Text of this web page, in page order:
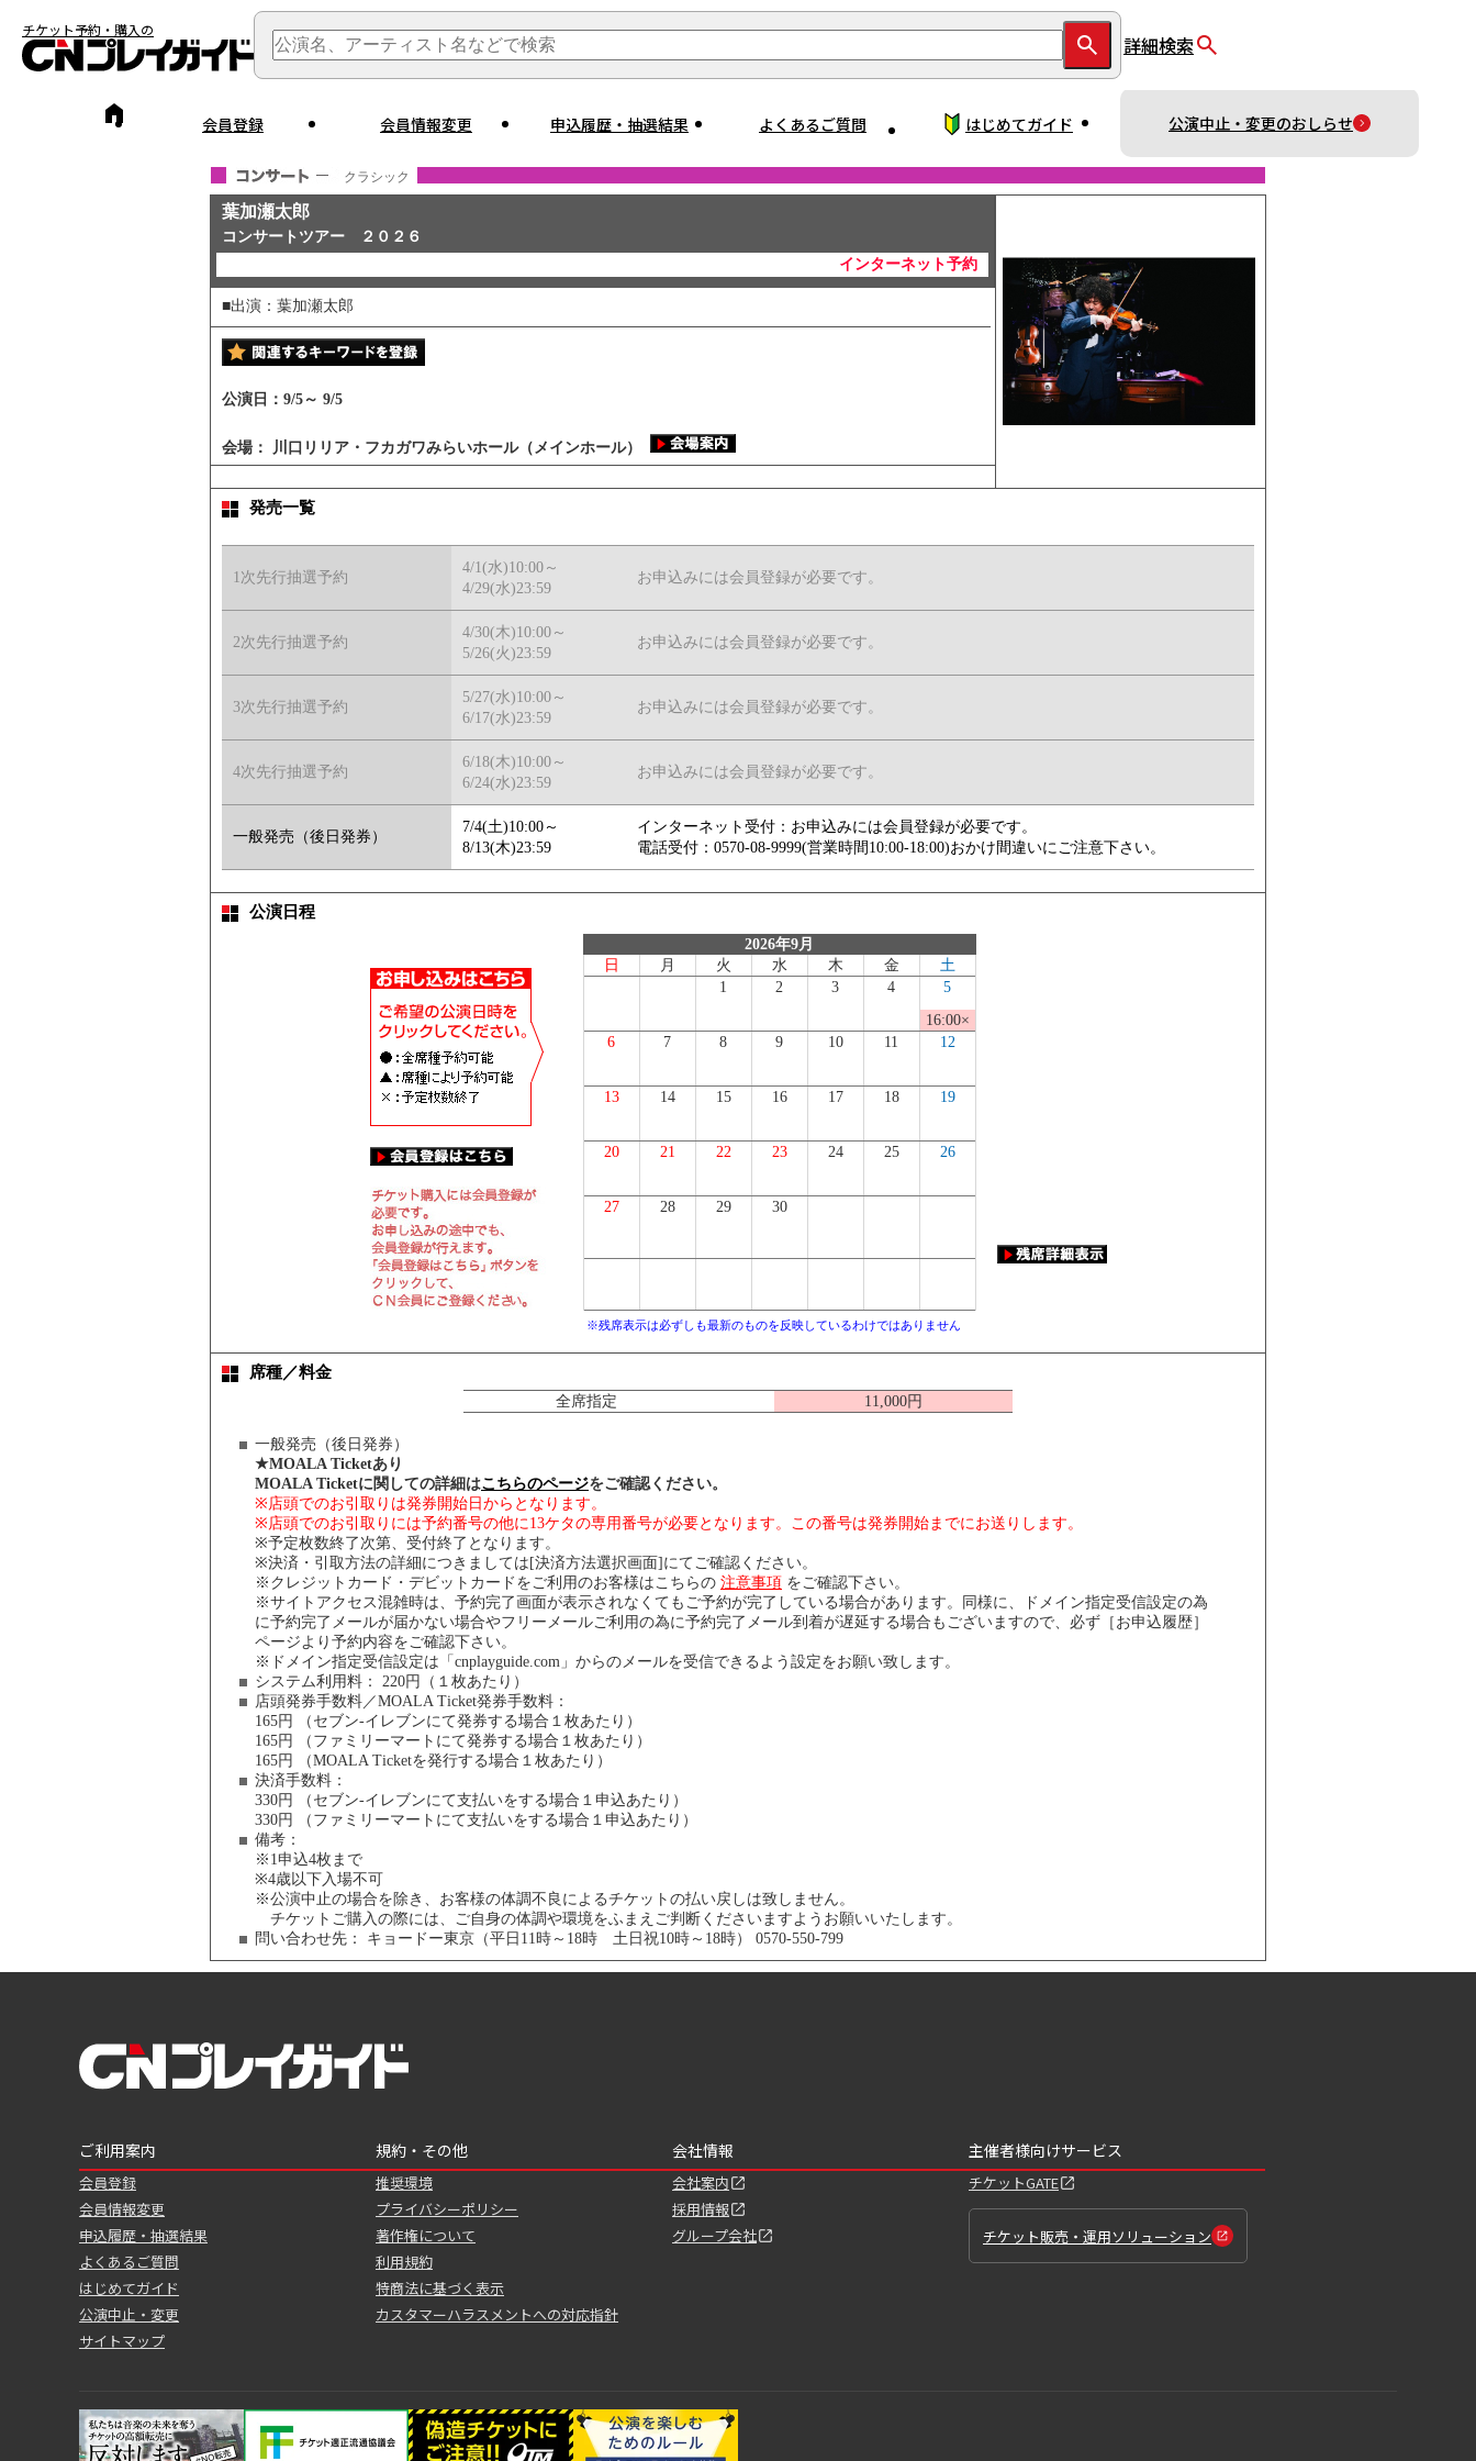
チケット予約・購入の
詳細検索
会員登録 会員情報変更 申込履歴・抽選結果 よくあるご質問 はじめてガイド 公演中止・変更のおしらせ
クラシック
葉加瀬太郎
コンサートツアー ２０２６
インターネット予約
■出演：葉加瀬太郎
公演日： 9/5 ～ 9/5
会場： 川口リリア・フカガワみらいホール（メインホール）
発売一覧
1次先行抽選予約
4/1(水)10:00～
4/29(水)23:59
お申込みには会員登録が必要です。
2次先行抽選予約
4/30(木)10:00～
5/26(火)23:59
お申込みには会員登録が必要です。
3次先行抽選予約
5/27(水)10:00～
6/17(水)23:59
お申込みには会員登録が必要です。
4次先行抽選予約
6/18(木)10:00～
6/24(水)23:59
お申込みには会員登録が必要です。
一般発売（後日発券）
7/4(土)10:00～
8/13(木)23:59
インターネット受付：お申込みには会員登録が必要です。
電話受付：0570-08-9999(営業時間10:00-18:00)おかけ間違いにご注意下さい。
公演日程
2026年9月
日
月 火 水 木 金
土
1
2 3 4
5
16:00×
6
7 8 9 10 11 12
13 14 15 16 17 18 19
20 21 22 23 24 25 26
27 28 29 30
※残席表示は必ずしも最新のものを反映しているわけではありません
席種／料金
全席指定 11,000円
一般発売（後日発券）
★MOALA Ticketあり
MOALA Ticketに関しての詳細はこちらのページをご確認ください。
※店頭でのお引取りは発券開始日からとなります。
※店頭でのお引取りには予約番号の他に13ケタの専用番号が必要となります。この番号は発券開始までにお送りします。
※予定枚数終了次第、受付終了となります。
※決済・引取方法の詳細につきましては[決済方法選択画面]にてご確認ください。
※クレジットカード・デビットカードをご利用のお客様はこちらの 注意事項 をご確認下さい。
※サイトアクセス混雑時は、予約完了画面が表示されなくてもご予約が完了している場合があります。同様に、ドメイン指定受信設定の為
に予約完了メールが届かない場合やフリーメールご利用の為に予約完了メール到着が遅延する場合もございますので、必ず［お申込履歴］
ページより予約内容をご確認下さい。
※ドメイン指定受信設定は「cnplayguide.com」からのメールを受信できるよう設定をお願い致します。
システム利用料： 220円（１枚あたり）
店頭発券手数料／MOALA Ticket発券手数料 ：
165円 （セブン-イレブンにて発券する場合１枚あたり）
165円 （ファミリーマートにて発券する場合１枚あたり）
165円 （MOALA Ticketを発行する場合１枚あたり）
決済手数料 ：
330円 （セブン-イレブンにて支払いをする場合１申込あたり）
330円 （ファミリーマートにて支払いをする場合１申込あたり）
備考：
※1申込4枚まで
※4歳以下入場不可
※公演中止の場合を除き、お客様の体調不良によるチケットの払い戻しは致しません。
チケットご購入の際には、ご自身の体調や環境をふまえご判断くださいますようお願いいたします。
問い合わせ先： キョードー東京（平日11時～18時 土日祝10時～18時） 0570-550-799
ご利用案内
会員登録
会員情報変更
申込履歴・抽選結果
よくあるご質問
はじめてガイド
公演中止・変更
サイトマップ
規約・その他
推奨環境
プライバシーポリシー
著作権について
利用規約
特商法に基づく表示
カスタマーハラスメントへの対応指針
会社情報
会社案内
採用情報
グループ会社
主催者様向けサービス
チケットGATE
チケット販売・運用ソリューション